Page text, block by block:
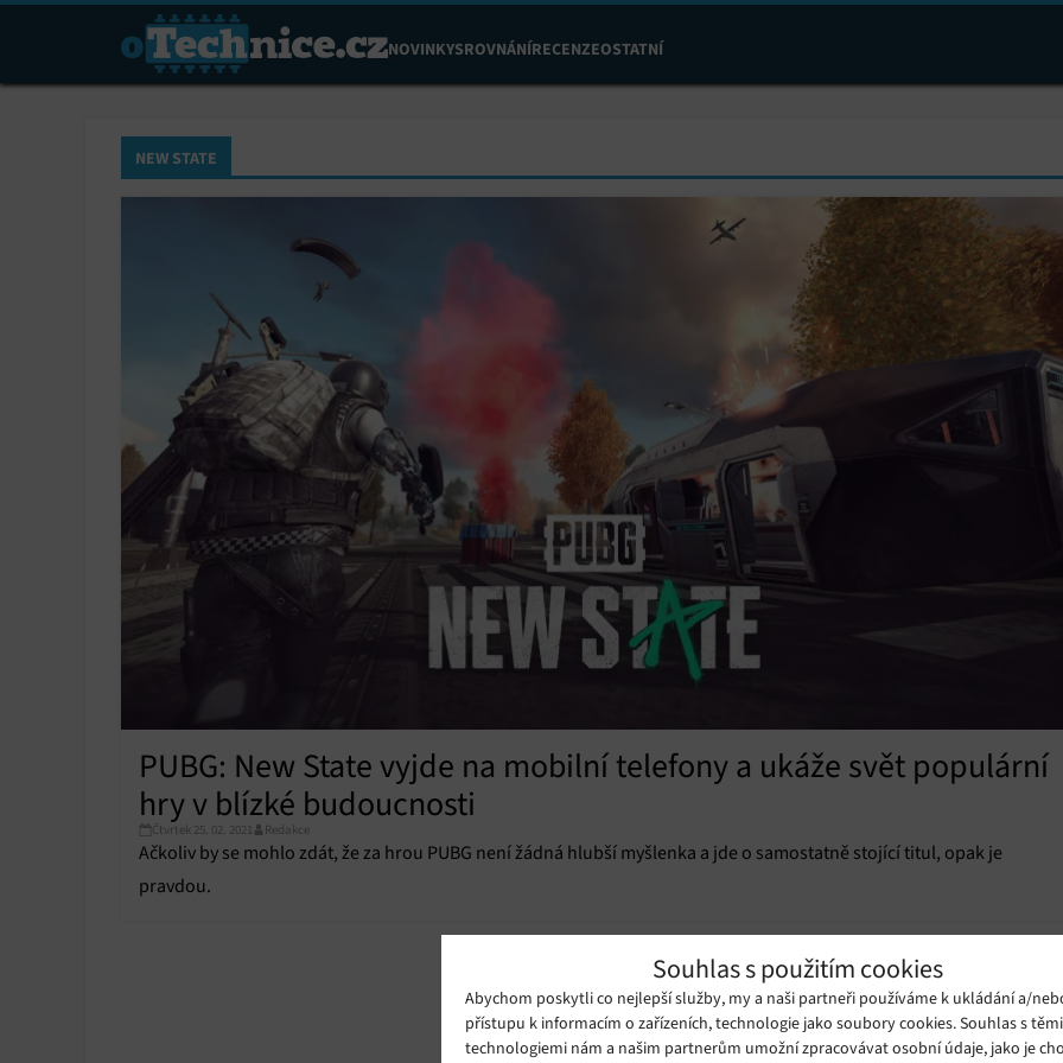
Souhlas s použitím cookies
Abychom poskytli co nejlepší služby, my a naši partneři používáme k ukládání a/
přístupu k informacím o zařízeních, technologie jako soubory cookies. Souhlas s
technologiemi nám a našim partnerům umožní zpracovávat osobní údaje, jako je
NOVINKYSROVNÁNÍRECENZEOSTATNÍ
NEW STATE
PUBG: New State vyjde na mobilní telefony a ukáže svět populární
hry v blízké budoucnosti
Čtvrtek 25. 02. 2021 Redakce
Ačkoliv by se mohlo zdát, že za hrou PUBG není žádná hlubší myšlenka a jde o samostatně stojící titul, opak je
pravdou.